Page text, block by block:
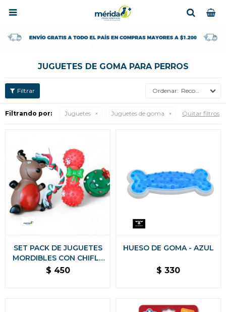

JUGUETES DE GOMA PARA PERROS
Recomendados
Filtrando por: Juguetes Juguetes de goma Quitar filtros
SET PACK DE JUGUETES
MORDIBLES CON CHIFLE
ANTI ANSIEDAD
$ 450
HUESO DE GOMA - AZUL
$ 330